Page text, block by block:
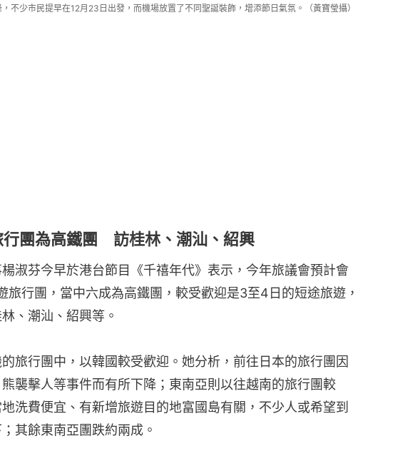
不少市民提早在12月23日出發，而機場放置了不同聖誕裝飾，增添節日氣氛。（黃寶瑩攝）
行團為高鐵團 訪桂林、潮汕、紹興
淑芬今早於港台節目《千禧年代》表示，今年旅議會預計會
旅行團，當中六成為高鐵團，較受歡迎是3至4日的短途旅遊，
、潮汕、紹興等。
旅行團中，以韓國較受歡迎。她分析，前往日本的旅行團因
襲擊人等事件而有所下降；東南亞則以往越南的旅行團較
洗費便宜、有新增旅遊目的地富國島有關，不少人或希望到
其餘東南亞團跌約兩成。